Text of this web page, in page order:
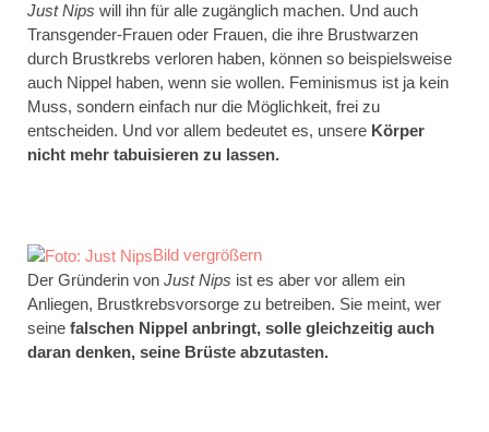
Just Nips will ihn für alle zugänglich machen. Und auch
Transgender-Frauen oder Frauen, die ihre Brustwarzen
durch Brustkrebs verloren haben, können so beispielsweise
auch Nippel haben, wenn sie wollen. Feminismus ist ja kein
Muss, sondern einfach nur die Möglichkeit, frei zu
entscheiden. Und vor allem bedeutet es, unsere Körper
nicht mehr tabuisieren zu lassen.
Bild vergrößern
Der Gründerin von Just Nips ist es aber vor allem ein
Anliegen, Brustkrebsvorsorge zu betreiben. Sie meint, wer
seine falschen Nippel anbringt, solle gleichzeitig auch
daran denken, seine Brüste abzutasten.